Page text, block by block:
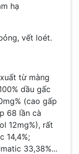
hạ
vết loét.
từ màng
dầu gấc
(cao gấp
68 lần cà
12mg%), rất
14,4%;
33,38%...